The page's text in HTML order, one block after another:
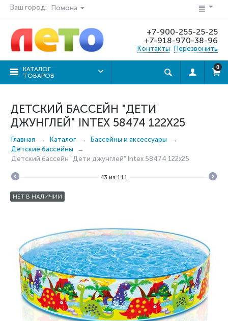
Ваш город: Помона
+7-900-255-25-25
+7-918-970-38-96
Контакты Перезвонить
КАТАЛОГ
ТОВАРОВ
0
ДЕТСКИЙ БАССЕЙН "ДЕТИ
ДЖУНГЛЕЙ" INTEX 58474 122X25
Главная Каталог
Бассейны и аксессуары
Детские бассейны
Детский бассейн "Дети джунглей" Intex 58474 122x25
43 из 111
НЕТ В НАЛИЧИИ